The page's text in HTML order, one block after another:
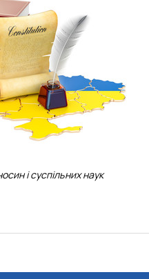
і суспільних наук